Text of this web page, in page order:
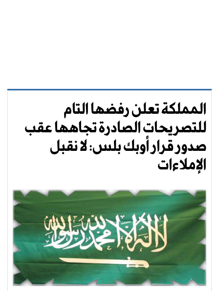
المملكة تعلن رفضها التام
للتصريحات الصادرة تجاهها عقب
صدور قرار أوبك بلس: لا نقبل
الإملاءات